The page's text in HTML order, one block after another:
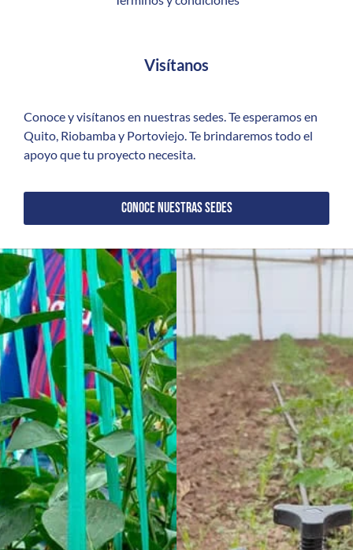
Visítanos
Conoce y visítanos en nuestras sedes. Te esperamos en
Quito, Riobamba y Portoviejo. Te brindaremos todo el
apoyo que tu proyecto necesita.
CONOCE NUESTRAS SEDES